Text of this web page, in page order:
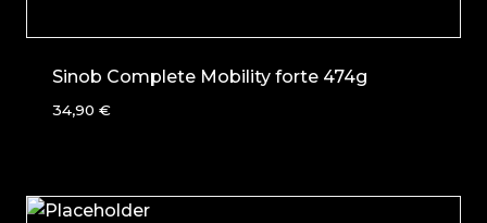
Sinob Complete Mobility forte 474g
34,90 €